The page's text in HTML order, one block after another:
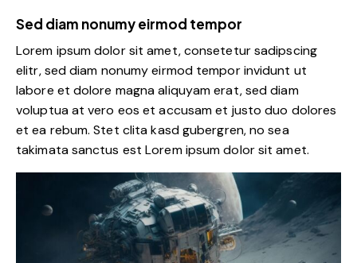
Sed diam nonumy eirmod tempor
Lorem ipsum dolor sit amet, consetetur sadipscing
elitr, sed diam nonumy eirmod tempor invidunt ut
labore et dolore magna aliquyam erat, sed diam
voluptua at vero eos et accusam et justo duo dolores
et ea rebum. Stet clita kasd gubergren, no sea
takimata sanctus est Lorem ipsum dolor sit amet.